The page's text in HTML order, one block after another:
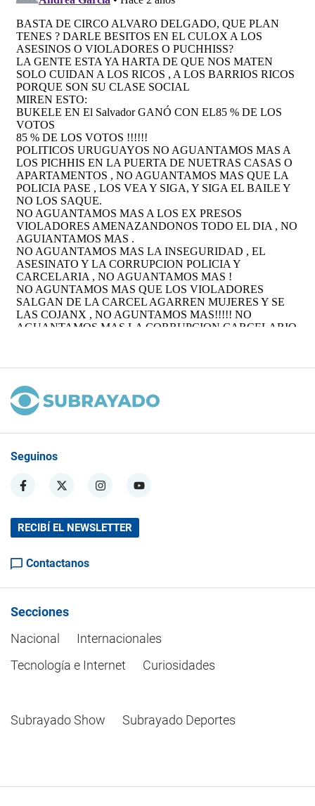
Seguinos
RECIBÍ EL NEWSLETTER
Contactanos
Secciones
Nacional
Internacionales
Tecnología e Internet
Curiosidades
Subrayado Show Subrayado Deportes